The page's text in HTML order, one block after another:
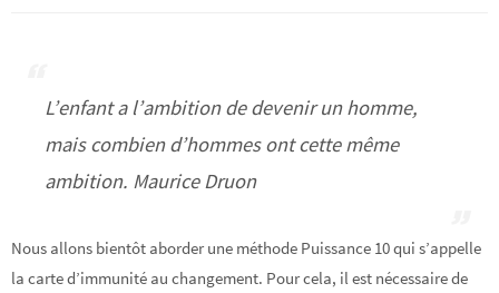
L’enfant a l’ambition de devenir un homme,
mais combien d’hommes ont cette même
ambition. Maurice Druon
Nous allons bientôt aborder une méthode Puissance 10 qui s’appelle
la carte d’immunité au changement. Pour cela, il est nécessaire de